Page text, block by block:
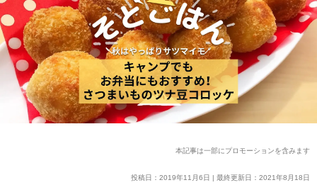
本記事は一部にプロモーションを含みます
投稿日：2019年11月6日 | 最終更新日：2021年8月18日